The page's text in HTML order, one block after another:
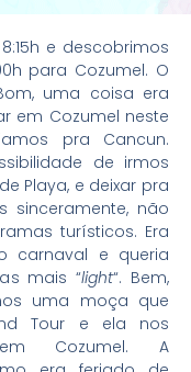
e descobrimos
para Cozumel. O
uma coisa era
em Cozumel neste
pra Cancun.
de irmos
Playa, e deixar pra
sinceramente, não
turísticos. Era
carnaval e queria
mais “light“. Bem,
uma moça que
Tour e ela nos
Cozumel. A